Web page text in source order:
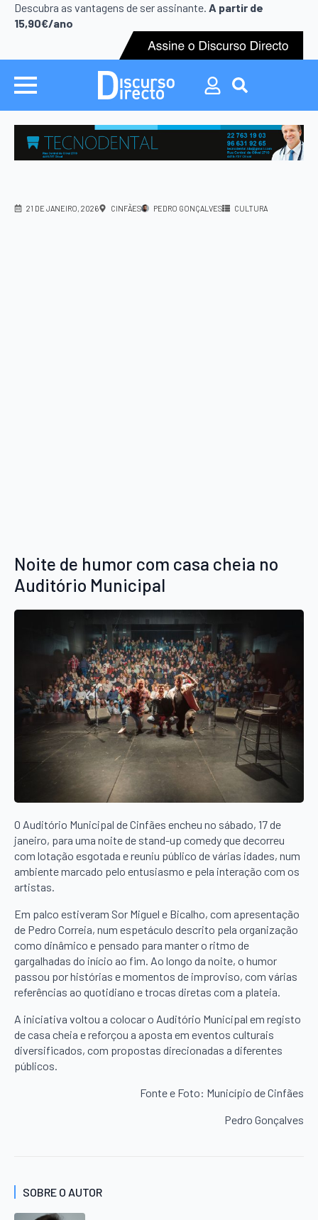
Descubra as vantagens de ser assinante. A partir de
15,90€/ano
Search
for:
Search
21 DE JANEIRO, 2026 CINFÃES PEDRO GONÇALVES CULTURA
Noite de humor com casa cheia no
Auditório Municipal
O Auditório Municipal de Cinfães encheu no sábado, 17 de
janeiro, para uma noite de stand-up comedy que decorreu
com lotação esgotada e reuniu público de várias idades, num
ambiente marcado pelo entusiasmo e pela interação com os
artistas.
Em palco estiveram Sor Miguel e Bicalho, com apresentação
de Pedro Correia, num espetáculo descrito pela organização
como dinâmico e pensado para manter o ritmo de
gargalhadas do início ao fim. Ao longo da noite, o humor
passou por histórias e momentos de improviso, com várias
referências ao quotidiano e trocas diretas com a plateia.
A iniciativa voltou a colocar o Auditório Municipal em registo
de casa cheia e reforçou a aposta em eventos culturais
diversificados, com propostas direcionadas a diferentes
públicos.
Fonte e Foto: Município de Cinfães
Pedro Gonçalves
SOBRE O AUTOR